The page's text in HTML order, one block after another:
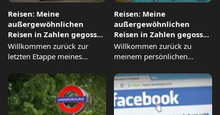
Reisen: Meine
außergewöhnlichen
Reisen in Zahlen gegossen
- Teil 3 (von 3)
Willkommen zurück zur
letzten Etappe meines
Nachdem ich...
Reisen: Meine
außergewöhnlichen
Reisen in Zahlen gegossen
- Teil 2 (von 3)
Willkommen zurück zu
meinem persönlichen
möchte Sie...